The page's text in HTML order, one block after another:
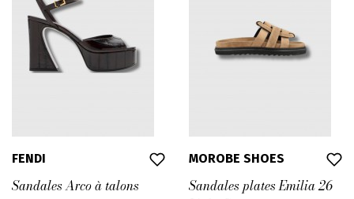
FENDI
Sandales Arco à talons
MOROBE SHOES
Sandales plates Emilia 26